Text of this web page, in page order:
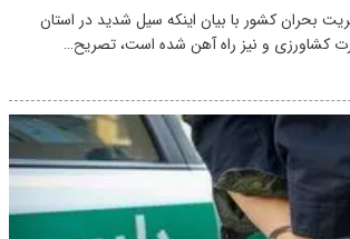
بحران کشور با بیان اینکه سیل شدید در استان
کشاورزی و نیز راه آهن شده است، تصریح…